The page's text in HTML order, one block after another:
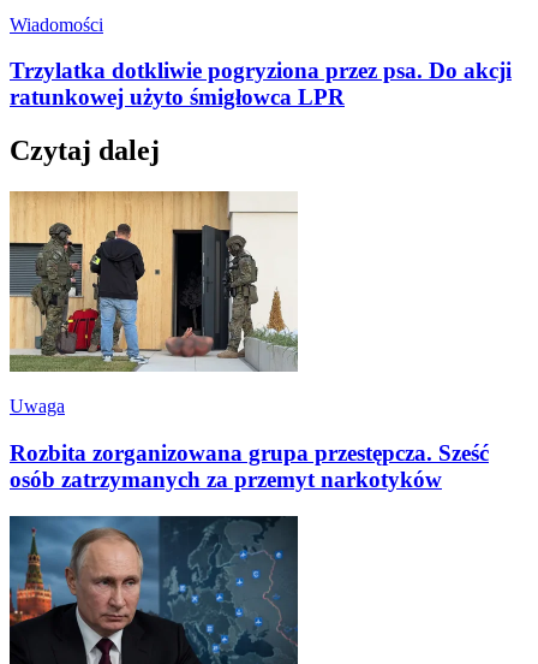
Wiadomości
Trzylatka dotkliwie pogryziona przez psa. Do akcji
ratunkowej użyto śmigłowca LPR
Czytaj dalej
Uwaga
Rozbita zorganizowana grupa przestępcza. Sześć
osób zatrzymanych za przemyt narkotyków